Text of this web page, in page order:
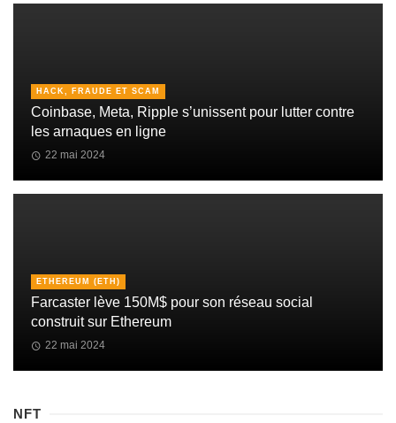
HACK, FRAUDE ET SCAM
Coinbase, Meta, Ripple s’unissent pour lutter contre
les arnaques en ligne
22 mai 2024
ETHEREUM (ETH)
Farcaster lève 150M$ pour son réseau social
construit sur Ethereum
22 mai 2024
NFT